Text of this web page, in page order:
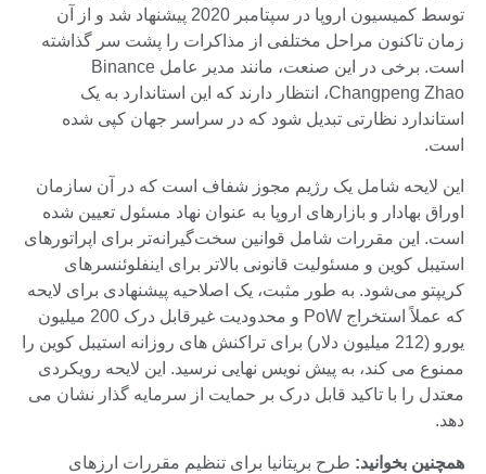
توسط کمیسیون اروپا در سپتامبر 2020 پیشنهاد شد و از آن
زمان تاکنون مراحل مختلفی از مذاکرات را پشت سر گذاشته
است. برخی در این صنعت، مانند مدیر عامل Binance
Changpeng Zhao، انتظار دارند که این استاندارد به یک
استاندارد نظارتی تبدیل شود که در سراسر جهان کپی شده
است.
این لایحه شامل یک رژیم مجوز شفاف است که در آن سازمان
اوراق بهادار و بازارهای اروپا به عنوان نهاد مسئول تعیین شده
است. این مقررات شامل قوانین سخت‌گیرانه‌تر برای اپراتورهای
استیبل کوین و مسئولیت قانونی بالاتر برای اینفلوئنسرهای
کریپتو می‌شود. به طور مثبت، یک اصلاحیه پیشنهادی برای لایحه
که عملاً استخراج PoW و محدودیت غیرقابل درک 200 میلیون
یورو (212 میلیون دلار) برای تراکنش های روزانه استیبل کوین را
ممنوع می کند، به پیش نویس نهایی نرسید. این لایحه رویکردی
معتدل را با تاکید قابل درک بر حمایت از سرمایه گذار نشان می
دهد.
همچنین بخوانید: طرح بریتانیا برای تنظیم مقررات ارزهای